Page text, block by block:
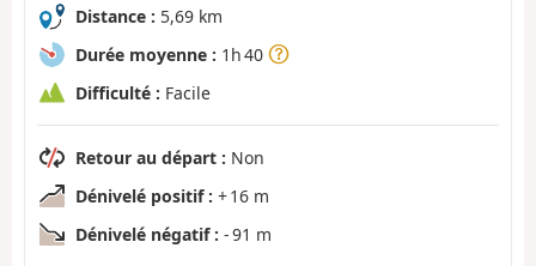
Distance : 5,69 km
Durée moyenne : 1h 40
Difficulté : Facile
Retour au départ : Non
Dénivelé positif : + 16 m
Dénivelé négatif : - 91 m